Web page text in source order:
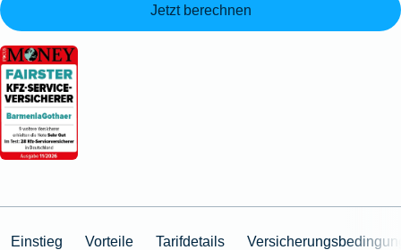
Jetzt berechnen
Einstieg Vorteile Tarifdetails